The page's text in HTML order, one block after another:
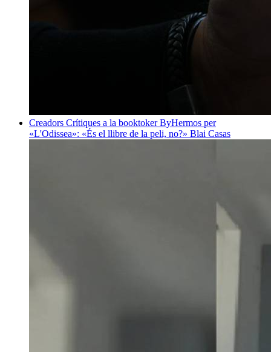
Creadors Crítiques a la booktoker ByHermos per
«L'Odissea»: «És el llibre de la peli, no?» Blai Casas